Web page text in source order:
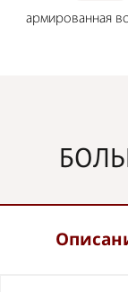
армированная